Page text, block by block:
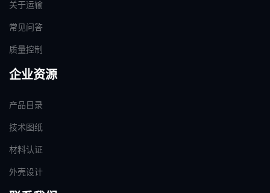
关于运输
常见问答
质量控制
企业资源
产品目录
技术图纸
材料认证
外壳设计